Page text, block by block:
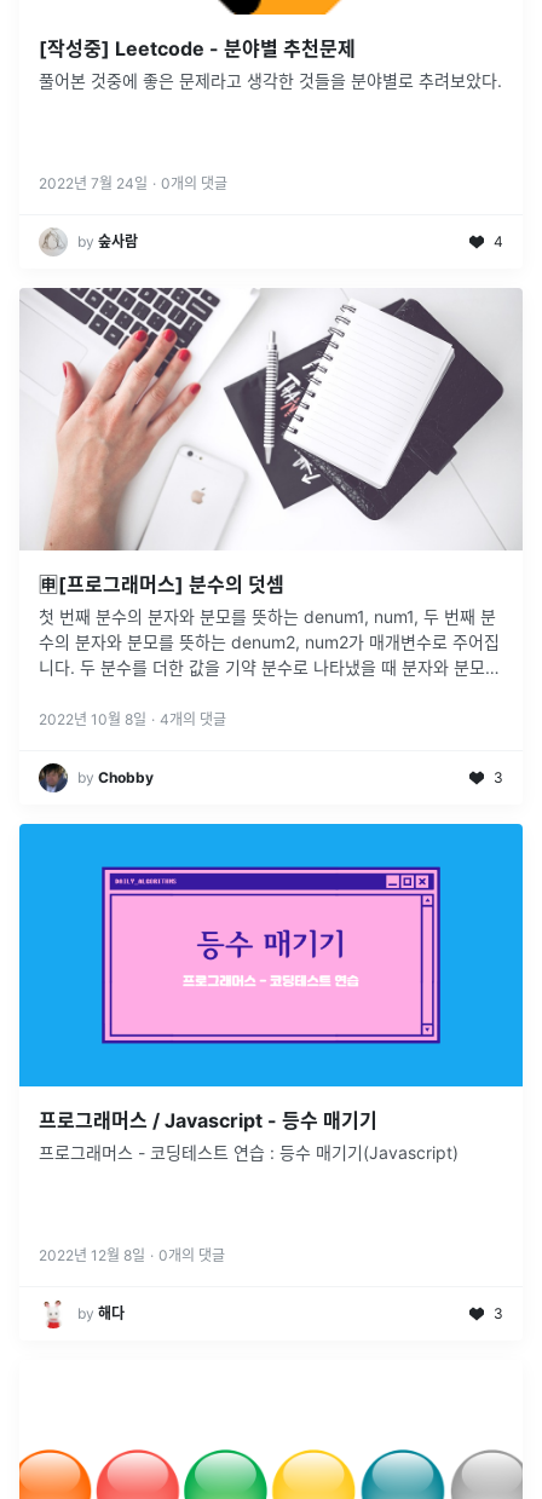
[작성중] Leetcode - 분야별 추천문제
풀어본 것중에 좋은 문제라고 생각한 것들을 분야별로 추려보았다.
2022년 7월 24일 · 0개의 댓글
by 숲사람 4
🈸[프로그래머스] 분수의 덧셈
첫 번째 분수의 분자와 분모를 뜻하는 denum1, num1, 두 번째 분
수의 분자와 분모를 뜻하는 denum2, num2가 매개변수로 주어집
니다. 두 분수를 더한 값을 기약 분수로 나타냈을 때 분자와 분모를
2022년 10월 8일 · 4개의 댓글
by Chobby 3
프로그래머스 / Javascript - 등수 매기기
프로그래머스 - 코딩테스트 연습 : 등수 매기기(Javascript)
2022년 12월 8일 · 0개의 댓글
by 해다 3